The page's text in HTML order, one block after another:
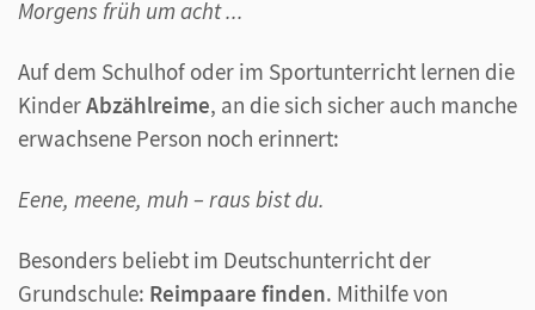
Morgens früh um acht ...
Auf dem Schulhof oder im Sportunterricht lernen die
KinderAbzählreime, an die sich sicher auch manche
erwachsene Person noch erinnert:
Eene, meene, muh – raus bist du.
Besonders beliebt im Deutschunterricht der
Grundschule: Reimpaare finden. Mithilfe von